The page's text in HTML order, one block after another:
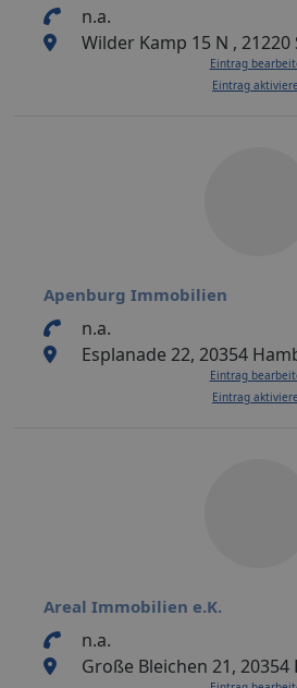
n.a.
Wilder Kamp 15 N ,
Eintrag
Eintrag
Apenburg Immobilien
n.a.
Esplanade 22, 20354
Eintrag
Eintrag
Areal Immobilien e.K.
n.a.
Große Bleichen 21,